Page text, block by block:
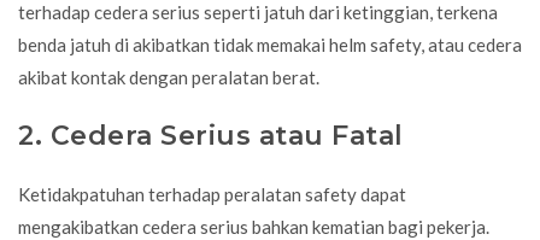
terhadap cedera serius seperti jatuh dari ketinggian, terkena
benda jatuh di akibatkan tidak memakai helm safety, atau cedera
akibat kontak dengan peralatan berat.
2. Cedera Serius atau Fatal
Ketidakpatuhan terhadap peralatan safety dapat
mengakibatkan cedera serius bahkan kematian bagi pekerja.